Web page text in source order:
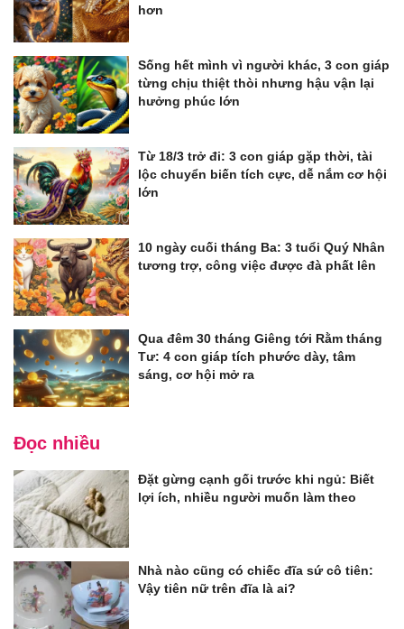
hơn
Sống hết mình vì người khác, 3 con giáp
từng chịu thiệt thòi nhưng hậu vận lại
hưởng phúc lớn
Từ 18/3 trở đi: 3 con giáp gặp thời, tài
lộc chuyển biến tích cực, dễ nắm cơ hội
lớn
10 ngày cuối tháng Ba: 3 tuổi Quý Nhân
tương trợ, công việc được đà phất lên
Qua đêm 30 tháng Giêng tới Rằm tháng
Tư: 4 con giáp tích phước dày, tâm
sáng, cơ hội mở ra
Đọc nhiều
Đặt gừng cạnh gối trước khi ngủ: Biết
lợi ích, nhiều người muốn làm theo
Nhà nào cũng có chiếc đĩa sứ cô tiên:
Vậy tiên nữ trên đĩa là ai?